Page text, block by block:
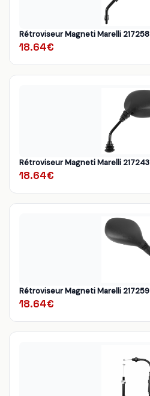
Rétroviseur Magneti Marelli 217258
18.64€
Rétroviseur Magneti Marelli 217243
18.64€
Rétroviseur Magneti Marelli 217259
18.64€